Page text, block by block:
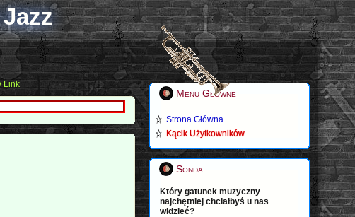
Link
Menu Główne
Strona Główna
Kącik Użytkowników
Sonda
Który gatunek muzyczny
najchętniej chciałbyś u nas
widzieć?